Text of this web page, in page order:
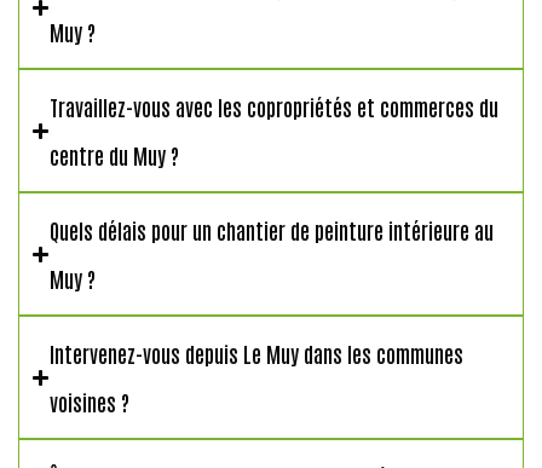
Muy ?
Travaillez-vous avec les copropriétés et commerces du
centre du Muy ?
Quels délais pour un chantier de peinture intérieure au
Muy ?
Intervenez-vous depuis Le Muy dans les communes
voisines ?